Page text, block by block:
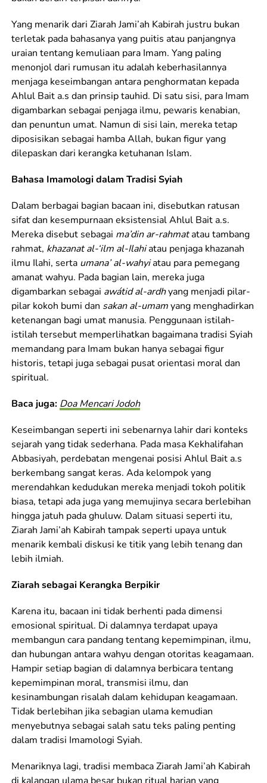
Yang menarik dari Ziarah Jami’ah Kabirah justru bukan
terletak pada bahasanya yang puitis atau panjangnya
uraian tentang kemuliaan para Imam. Yang paling
menonjol dari rumusan itu adalah keberhasilannya
menjaga keseimbangan antara penghormatan kepada
Ahlul Bait a.s dan prinsip tauhid. Di satu sisi, para Imam
digambarkan sebagai penjaga ilmu, pewaris kenabian,
dan penuntun umat. Namun di sisi lain, mereka tetap
diposisikan sebagai hamba Allah, bukan figur yang
dilepaskan dari kerangka ketuhanan Islam.
Bahasa Imamologi dalam Tradisi Syiah
Dalam berbagai bagian bacaan ini, disebutkan ratusan
sifat dan kesempurnaan eksistensial Ahlul Bait a.s.
Mereka disebut sebagai ma’din ar-rahmatatau tambang
rahmat, khazanat al-‘ilm al-Ilahiatau penjaga khazanah
ilmu Ilahi, serta umana’ al-wahyiatau para pemegang
amanat wahyu. Pada bagian lain, mereka juga
digambarkan sebagai awátid al-ardhyang menjadi pilar-
pilar kokoh bumi dan sakan al-umamyang menghadirkan
ketenangan bagi umat manusia. Penggunaan istilah-
istilah tersebut memperlihatkan bagaimana tradisi Syiah
memandang para Imam bukan hanya sebagai figur
historis, tetapi juga sebagai pusat orientasi moral dan
spiritual.
Baca juga: Doa Mencari Jodoh
Keseimbangan seperti ini sebenarnya lahir dari konteks
sejarah yang tidak sederhana. Pada masa Kekhalifahan
Abbasiyah, perdebatan mengenai posisi Ahlul Bait a.s
berkembang sangat keras. Ada kelompok yang
merendahkan kedudukan mereka menjadi tokoh politik
biasa, tetapi ada juga yang memujinya secara berlebihan
hingga jatuh pada ghuluw. Dalam situasi seperti itu,
Ziarah Jami’ah Kabirah tampak seperti upaya untuk
menarik kembali diskusi ke titik yang lebih tenang dan
lebih ilmiah.
Ziarah sebagai Kerangka Berpikir
Karena itu, bacaan ini tidak berhenti pada dimensi
emosional spiritual. Di dalamnya terdapat upaya
membangun cara pandang tentang kepemimpinan, ilmu,
dan hubungan antara wahyu dengan otoritas keagamaan.
Hampir setiap bagian di dalamnya berbicara tentang
kepemimpinan moral, transmisi ilmu, dan
kesinambungan risalah dalam kehidupan keagamaan.
Tidak berlebihan jika sebagian ulama kemudian
menyebutnya sebagai salah satu teks paling penting
dalam tradisi Imamologi Syiah.
Menariknya lagi, tradisi membaca Ziarah Jami’ah Kabirah